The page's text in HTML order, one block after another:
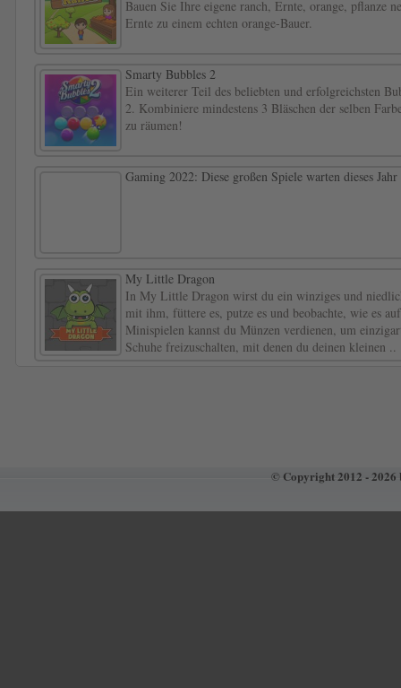
Bauen Sie Ihre eigene ranch, Ernte, orange, pflanze
Ernte zu einem echten orange-Bauer.
Smarty Bubbles 2
Ein weiterer Teil des beliebten und erfolgreichsten
2. Kombiniere mindestens 3 Bläschen der selben
zu räumen!
Gaming 2022: Diese großen Spiele warten dieses
My Little Dragon
In My Little Dragon wirst du ein winziges und
mit ihm, füttere es, putze es und beobachte, wie es
Minispielen kannst du Münzen verdienen, um
Schuhe freizuschalten, mit denen du deinen kleinen ..
© Copyright 2012 - 2026